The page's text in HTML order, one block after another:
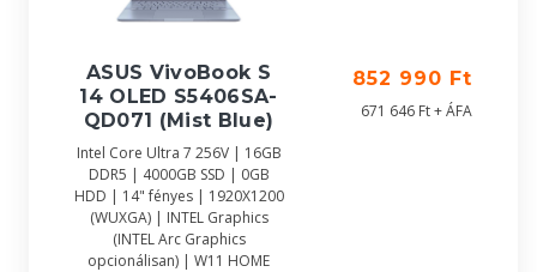
ASUS VivoBook S
14 OLED S5406SA-
QD071 (Mist Blue)
Intel Core Ultra 7 256V | 16GB
DDR5 | 4000GB SSD | 0GB
HDD | 14" fényes | 1920X1200
(WUXGA) | INTEL Graphics
(INTEL Arc Graphics
opcionálisan) | W11 HOME
852 990 Ft
671 646 Ft + ÁFA